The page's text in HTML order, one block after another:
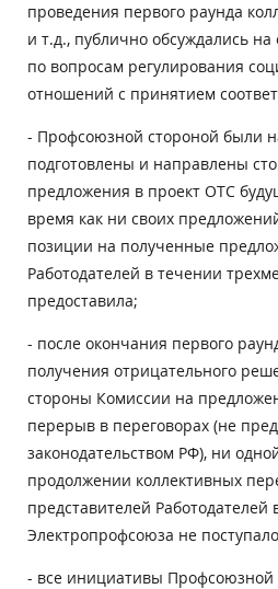
проведения первого раунда
и т.д., публично обсуждались
по вопросам регулирования
отношений с принятием
- Профсоюзной стороной были
подготовлены и направлены
предложения в проект ОТС
время как ни своих
позиции на полученные
Работодателей в течении
предоставила;
- после окончания первого
получения отрицательного
стороны Комиссии на
перерыв в переговорах (не
законодательством РФ), ни
продолжении коллективных
представителей Работодателей
Электропрофсоюза не
- все инициативы Профсоюзной